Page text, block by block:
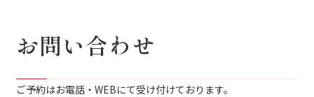
お問い合わせ
ご予約はお電話・WEBにて受け付けております。